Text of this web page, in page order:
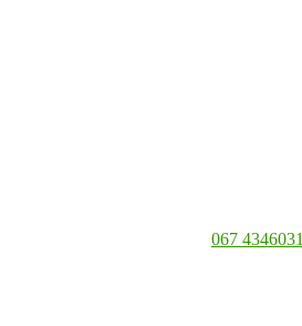
067 4346031